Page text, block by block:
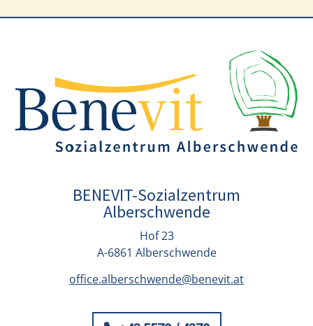
BENEVIT-Sozialzentrum
Alberschwende
Hof 23
A-6861 Alberschwende
office.alberschwende@benevit.at